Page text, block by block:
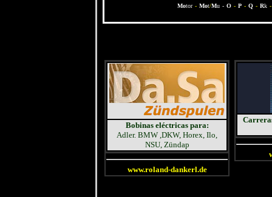
Motor - Mot/Mu - O - P - Q - Rk -
Bobinas eléctricas para:
Adler. BMW ,DKW, Horex, Ilo,
NSU, Zündap
www.roland-dankerl.de